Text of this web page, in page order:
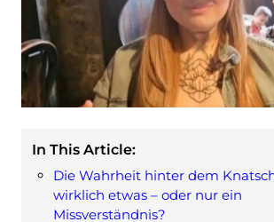
In This Article:
Die Wahrheit hinter dem
wirklich etwas – oder nur ein
Missverständnis?